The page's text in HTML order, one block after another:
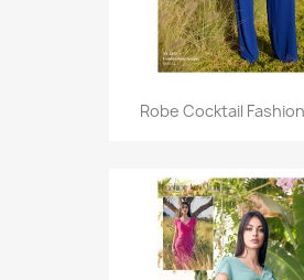
Robe Cocktail